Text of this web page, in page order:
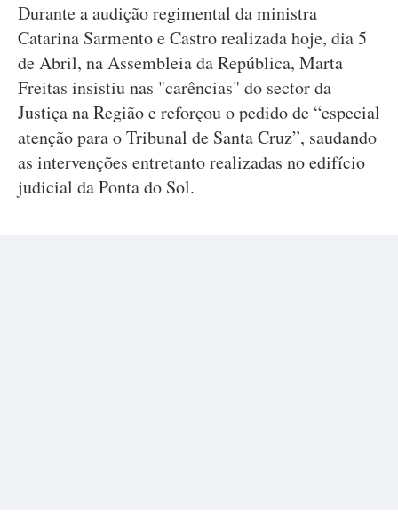
Durante a audição regimental da ministra
Catarina Sarmento e Castro realizada hoje, dia 5
de Abril, na Assembleia da República, Marta
Freitas insistiu nas "carências" do sector da
Justiça na Região e reforçou o pedido de “especial
atenção para o Tribunal de Santa Cruz”, saudando
as intervenções entretanto realizadas no edifício
judicial da Ponta do Sol.